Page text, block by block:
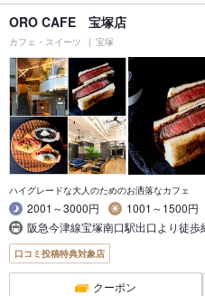
ORO CAFE 宝塚店
カフェ・スイーツ 宝塚
ハイグレードな大人のためのお洒落なカフェ
2001～3000円
1001～1500円
阪急今津線宝塚南口駅出口より徒歩
口コミ投稿特典対象店
クーポン